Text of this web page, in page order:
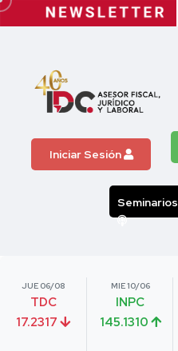
Iniciar Sesión
Seminarios
JUE 06/08
TDC
17.2317
MIE 10/06
INPC
145.1310